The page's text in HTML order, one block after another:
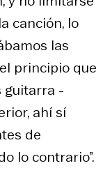
canción, lo
las
principio que
guitarra -
ahí sí
de
lo contrario”.